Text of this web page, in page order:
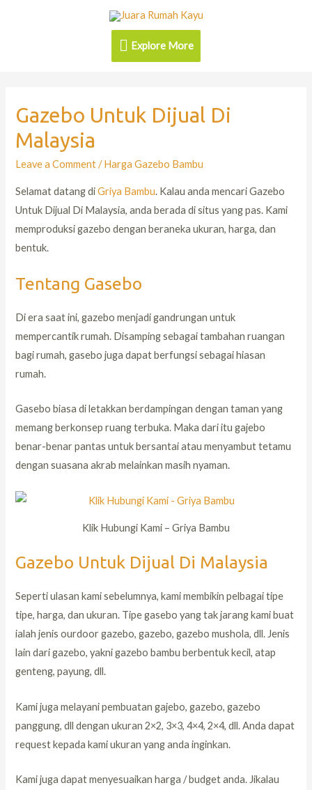
Explore More
Gazebo Untuk Dijual Di
Malaysia
Leave a Comment /Harga Gazebo Bambu
Selamat datang diGriya Bambu. Kalau anda mencari Gazebo
Untuk Dijual Di Malaysia, anda berada di situs yang pas. Kami
memproduksi gazebo dengan beraneka ukuran, harga, dan
bentuk.
Tentang Gasebo
Di era saat ini, gazebo menjadi gandrungan untuk
mempercantik rumah. Disamping sebagai tambahan ruangan
bagi rumah, gasebo juga dapat berfungsi sebagai hiasan
rumah.
Gasebo biasa di letakkan berdampingan dengan taman yang
memang berkonsep ruang terbuka. Maka dari itu gajebo
benar-benar pantas untuk bersantai atau menyambut tetamu
dengan suasana akrab melainkan masih nyaman.
Klik Hubungi Kami – Griya Bambu
Gazebo Untuk Dijual Di Malaysia
Seperti ulasan kami sebelumnya, kami membikin pelbagai tipe
tipe, harga, dan ukuran. Tipe gasebo yang tak jarang kami buat
ialah jenis ourdoor gazebo, gazebo, gazebo mushola, dll. Jenis
lain dari gazebo, yakni gazebo bambu berbentuk kecil, atap
genteng, payung, dll.
Kami juga melayani pembuatan gajebo, gazebo, gazebo
panggung, dll dengan ukuran 2×2, 3×3, 4×4, 2×4, dll. Anda dapat
request kepada kami ukuran yang anda inginkan.
Kami juga dapat menyesuaikan harga / budget anda. Jikalau